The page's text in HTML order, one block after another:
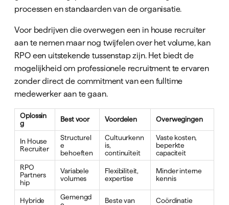
processen en standaarden van de organisatie.
Voor bedrijven die overwegen een in house recruiter
aan te nemen maar nog twijfelen over het volume, kan
RPO een uitstekende tussenstap zijn. Het biedt de
mogelijkheid om professionele recruitment te ervaren
zonder direct de commitment van een fulltime
medewerker aan te gaan.
Oplossin
g
Best voor Voordelen Overwegingen
In House
Recruiter
Structurel
e
behoeften
Cultuurkenn
is,
continuïteit
Vaste kosten,
beperkte
capaciteit
RPO
Partners
hip
Variabele
volumes
Flexibiliteit,
expertise
Minder interne
kennis
Hybride
Gemengd
Beste van
Coördinatie